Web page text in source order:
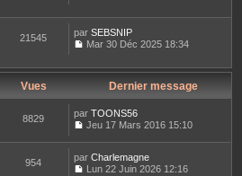
s
u
t
e
d
e
r
n
21545 par SEBSNIP
n
u
l
r
l
e
Mar 30 Déc 2025 18:34
Vues Dernier message
8829 par TOONS56
o
n
s
Jeu 17 Mars 2016 15:10
954 par Charlemagne
Lun 22 Juin 2026 12:16